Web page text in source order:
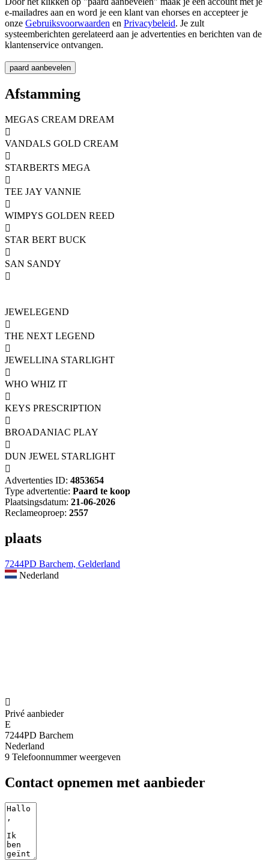
e-mailadres aan en word je een klant van ehorses en accepteer je
onze Gebruiksvoorwaarden en Privacybeleid. Je zult
systeemberichten gerelateerd aan je advertenties en berichten van de
klantenservice ontvangen.
Afstamming
MEGAS CREAM DREAM

VANDALS GOLD CREAM

STARBERTS MEGA

TEE JAY VANNIE

WIMPYS GOLDEN REED

STAR BERT BUCK

SAN SANDY

JEWELEGEND

THE NEXT LEGEND

JEWELLINA STARLIGHT

WHO WHIZ IT

KEYS PRESCRIPTION

BROADANIAC PLAY

DUN JEWEL STARLIGHT

Advertenties ID: 4853654
Type advertentie: Paard te koop
Plaatsingsdatum: 21-06-2026
Reclameoproep: 2557
plaats
7244PD Barchem, Gelderland
Nederland

Privé aanbieder
E
7244PD Barchem
Nederland
9 Telefoonnummer weergeven
Contact opnemen met aanbieder